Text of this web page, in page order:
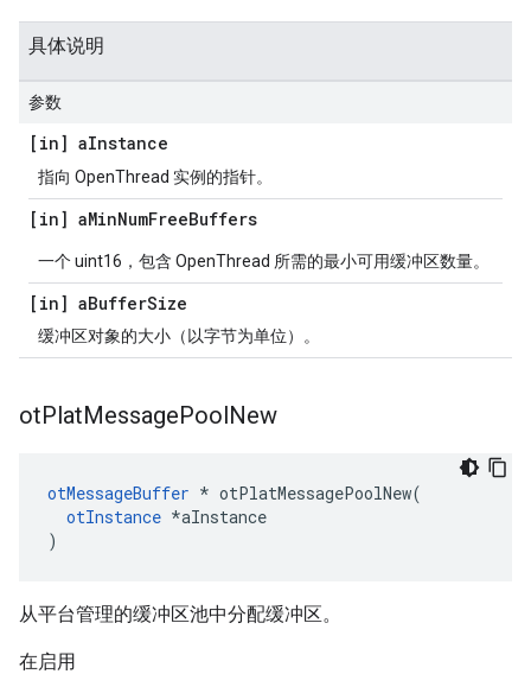
具体说明
参数
[in] aInstance
指向 OpenThread 实例的指针。
[in] aMinNumFreeBuffers
一个 uint16，包含 OpenThread 所需的最小可用缓冲区数量。
[in] aBufferSize
缓冲区对象的大小（以字节为单位）。
otPlatMessagePoolNew
otMessageBuffer * otPlatMessagePoolNew(
otInstance *aInstance
)
从平台管理的缓冲区池中分配缓冲区。
在启用